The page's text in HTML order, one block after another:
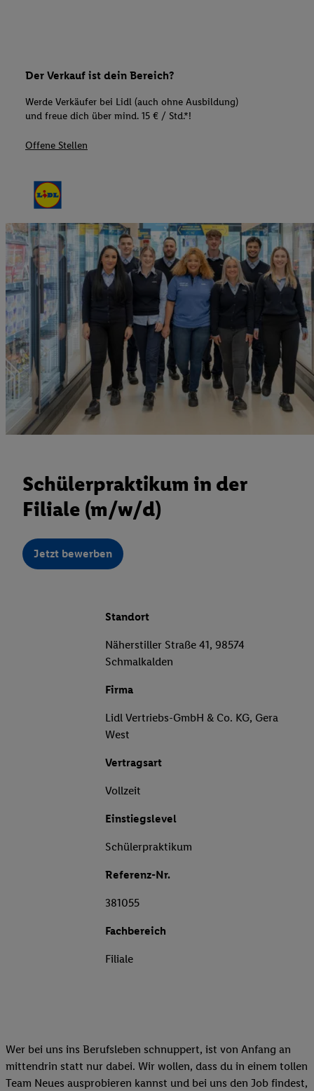
Der Verkauf ist dein Bereich?
Werde Verkäufer bei Lidl (auch ohne Ausbildung)
und freue dich über mind. 15 € / Std.*!
Offene Stellen
Schülerpraktikum in der
Filiale (m/w/d)
Jetzt bewerben
Standort
Näherstiller Straße 41, 98574
Schmalkalden
Firma
Lidl Vertriebs-GmbH & Co. KG, Gera
West
Vertragsart
Vollzeit
Einstiegslevel
Schülerpraktikum
Referenz-Nr.
381055
Fachbereich
Filiale
Wer bei uns ins Berufsleben schnuppert, ist von Anfang an
mittendrin statt nur dabei. Wir wollen, dass du in einem tollen
Team Neues ausprobieren kannst und bei uns den Job findest,